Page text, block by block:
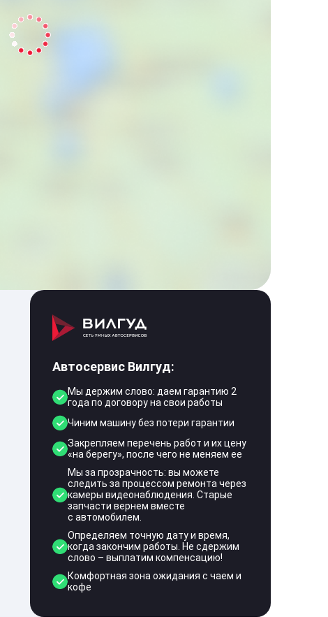
Автосервис Вилгуд:
Мы держим слово: даем гарантию 2
года по договору на свои работы
Чиним машину без потери гарантии
Закрепляем перечень работ и их цену
«на берегу», после чего не меняем ее
Мы за прозрачность: вы можете
следить за процессом ремонта через
камеры видеонаблюдения. Старые
запчасти вернем вместе
с автомобилем.
Определяем точную дату и время,
когда закончим работы. Не сдержим
слово – выплатим компенсацию!
Комфортная зона ожидания с чаем и
кофе